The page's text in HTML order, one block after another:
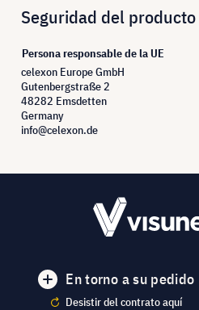
Seguridad del producto
Persona responsable de la UE
celexon Europe GmbH
Gutenbergstraße 2
48282 Emsdetten
Germany
info@celexon.de
En torno a su pedido
Desistir del contrato aquí